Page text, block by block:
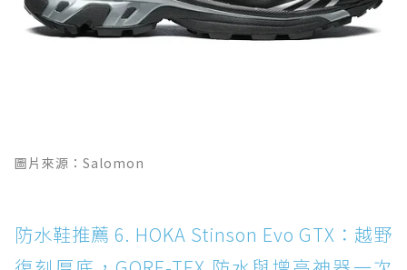
圖片來源：Salomon
防水鞋推薦 6. HOKA Stinson Evo GTX：越野